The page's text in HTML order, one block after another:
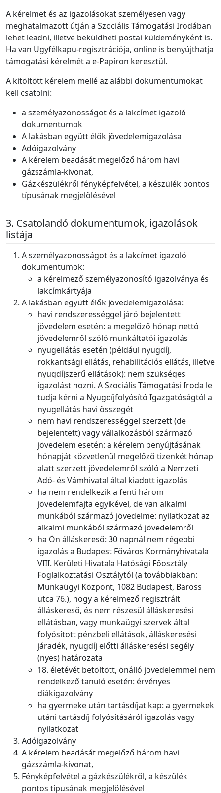
A kérelmet és az igazolásokat személyesen vagy
meghatalmazott útján a Szociális Támogatási Irodában
lehet leadni, illetve beküldheti postai küldeményként is.
Ha van Ügyfélkapu-regisztrációja, online is benyújthatja
támogatási kérelmét a e-Papíron keresztül.
A kitöltött kérelem mellé az alábbi dokumentumokat
kell csatolni:
a személyazonosságot és a lakcímet igazoló
dokumentumok
A lakásban együtt élők jövedelemigazolása
Adóigazolvány
A kérelem beadását megelőző három havi
gázszámla-kivonat,
Gázkészülékről fényképfelvétel, a készülék pontos
típusának megjelölésével
Csatolandó dokumentumok, igazolások
listája
A személyazonosságot és a lakcímet igazoló
dokumentumok:
a kérelmező személyazonosító igazolványa és
lakcímkártyája
A lakásban együtt élők jövedelemigazolása:
havi rendszerességgel járó bejelentett
jövedelem esetén: a megelőző hónap nettó
jövedelemről szóló munkáltatói igazolás
nyugellátás esetén (például nyugdíj,
rokkantsági ellátás, rehabilitációs ellátás, illetve
nyugdíjszerű ellátások): nem szükséges
igazolást hozni. A Szociális Támogatási Iroda le
tudja kérni a Nyugdíjfolyósító Igazgatóságtól a
nyugellátás havi összegét
nem havi rendszerességgel szerzett (de
bejelentett) vagy vállalkozásból származó
jövedelem esetén: a kérelem benyújtásának
hónapját közvetlenül megelőző tizenkét hónap
alatt szerzett jövedelemről szóló a Nemzeti
Adó- és Vámhivatal által kiadott igazolás
ha nem rendelkezik a fenti három
jövedelemfajta egyikével, de van alkalmi
munkából származó jövedelme: nyilatkozat az
alkalmi munkából származó jövedelemről
ha Ön álláskereső: 30 napnál nem régebbi
igazolás a Budapest Főváros Kormányhivatala
VIII. Kerületi Hivatala Hatósági Főosztály
Foglalkoztatási Osztálytól (a továbbiakban:
Munkaügyi Központ, 1082 Budapest, Baross
utca 76.), hogy a kérelmező regisztrált
álláskereső, és nem részesül álláskeresési
ellátásban, vagy munkaügyi szervek által
folyósított pénzbeli ellátások, álláskeresési
járadék, nyugdíj előtti álláskeresési segély
(nyes) határozata
18. életévét betöltött, önálló jövedelemmel nem
rendelkező tanuló esetén: érvényes
diákigazolvány
ha gyermeke után tartásdíjat kap: a gyermekek
utáni tartásdíj folyósításáról igazolás vagy
nyilatkozat
Adóigazolvány
A kérelem beadását megelőző három havi
gázszámla-kivonat,
Fényképfelvétel a gázkészülékről, a készülék
pontos típusának megjelölésével